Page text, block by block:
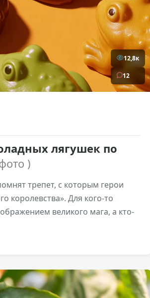
12,8к
12
лягушек по
)
трепет, с которым герои
королевства». Для кого-то
великого мага, а кто-